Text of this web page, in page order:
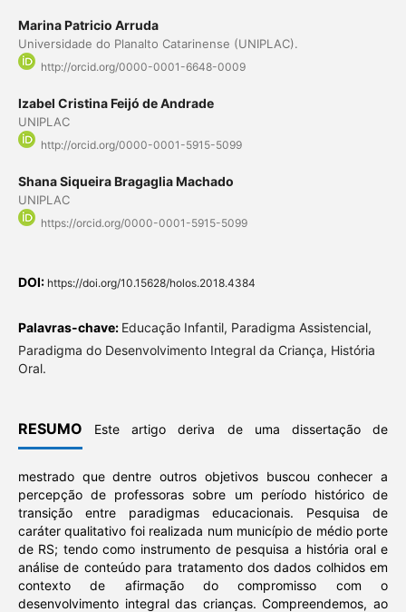
Marina Patricio Arruda
Universidade do Planalto Catarinense (UNIPLAC).
http://orcid.org/0000-0001-6648-0009
Izabel Cristina Feijó de Andrade
UNIPLAC
http://orcid.org/0000-0001-5915-5099
Shana Siqueira Bragaglia Machado
UNIPLAC
https://orcid.org/0000-0001-5915-5099
DOI: https://doi.org/10.15628/holos.2018.4384
Palavras-chave: Educação Infantil, Paradigma Assistencial,
Paradigma do Desenvolvimento Integral da Criança, História
Oral.
RESUMO Este artigo deriva de uma dissertação de
mestrado que dentre outros objetivos buscou conhecer a
percepção de professoras sobre um período histórico de
transição entre paradigmas educacionais. Pesquisa de
caráter qualitativo foi realizada num município de médio porte
de RS; tendo como instrumento de pesquisa a história oral e
análise de conteúdo para tratamento dos dados colhidos em
contexto de afirmação do compromisso com o
desenvolvimento integral das crianças. Compreendemos, ao